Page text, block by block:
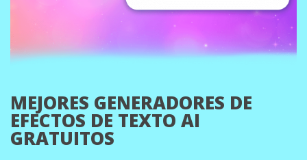
MEJORES GENERADORES DE
EFECTOS DE TEXTO AI
GRATUITOS